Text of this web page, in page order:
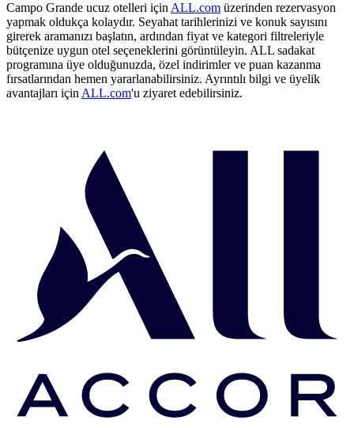
Campo Grande ucuz otelleri için ALL.com üzerinden rezervasyon
yapmak oldukça kolaydır. Seyahat tarihlerinizi ve konuk sayısını
girerek aramanızı başlatın, ardından fiyat ve kategori filtreleriyle
bütçenize uygun otel seçeneklerini görüntüleyin. ALL sadakat
programına üye olduğunuzda, özel indirimler ve puan kazanma
fırsatlarından hemen yararlanabilirsiniz. Ayrıntılı bilgi ve üyelik
avantajları için ALL.com'u ziyaret edebilirsiniz.